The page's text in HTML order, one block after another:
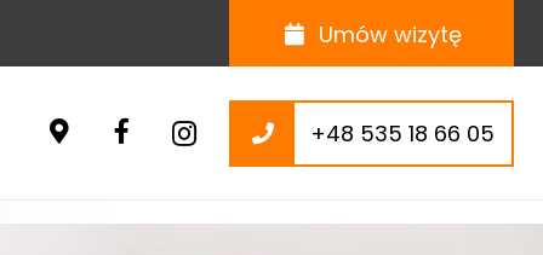
Umów wizytę
+48 535 18 66 05